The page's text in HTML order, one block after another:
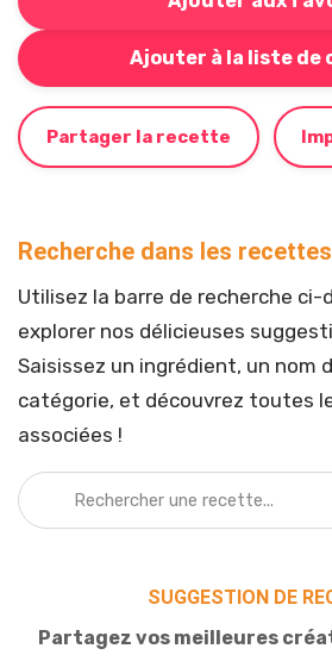
Ajouter à la liste de
Bouton pour ajouter cette
Partager la recette
Recherche dans les recettes
Utilisez la barre de recherche ci-
explorer nos délicieuses
Saisissez un ingrédient, un nom
catégorie, et découvrez toutes
associées !
SUGGESTION DE
Partagez vos meilleures